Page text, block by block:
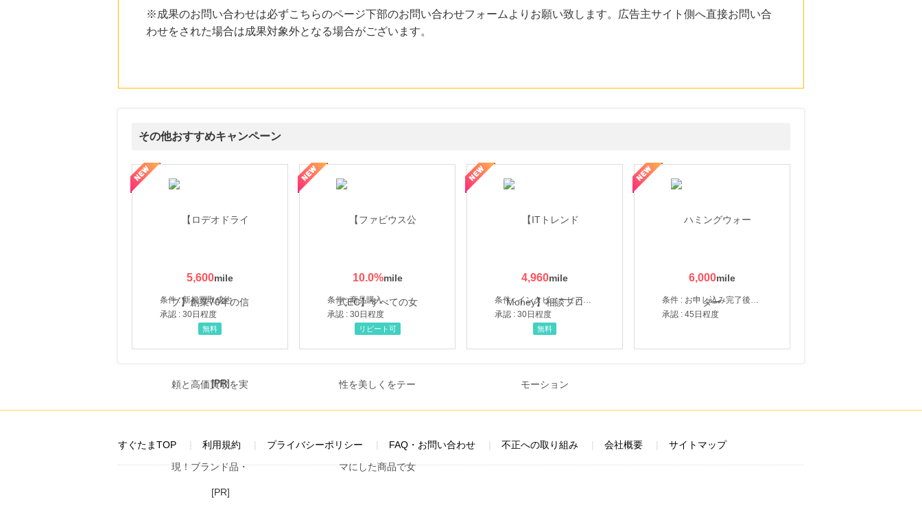
※成果のお問い合わせは必ずこちらのページ下部のお問い合わせフォームよりお願い致します。広告主サイト側へ直接お問い合
わせをされた場合は成果対象外となる場合がございます。
その他おすすめキャンペーン
5,600
条件 : 新規買取成約
承認 : 30日程度
無料
10.0%
条件 : 商品購入
承認 : 30日程度
くをテーマにした商品で女性の美を応援しています
リピート可
4,960
条件 : インタビューヒアリング完了
承認 : 30日程度
【ITトレンドMoney】相談プロモーション
無料
6,000
条件 : お申し込み完了後、決済登録完了と1ヶ月以内のサーバー初回設置。
承認 : 45日程度
ハミングウォーター【販売代理店】
[PR]
すぐたまTOP 利用規約 プライバシーポリシー FAQ・お問い合わせ 不正への取り組み 会社概要 サイトマップ
[PR]